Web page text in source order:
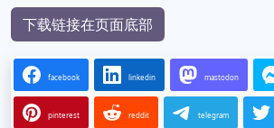
下载链接在页面底部
facebook linkedin mastodon
pinterest reddit telegram